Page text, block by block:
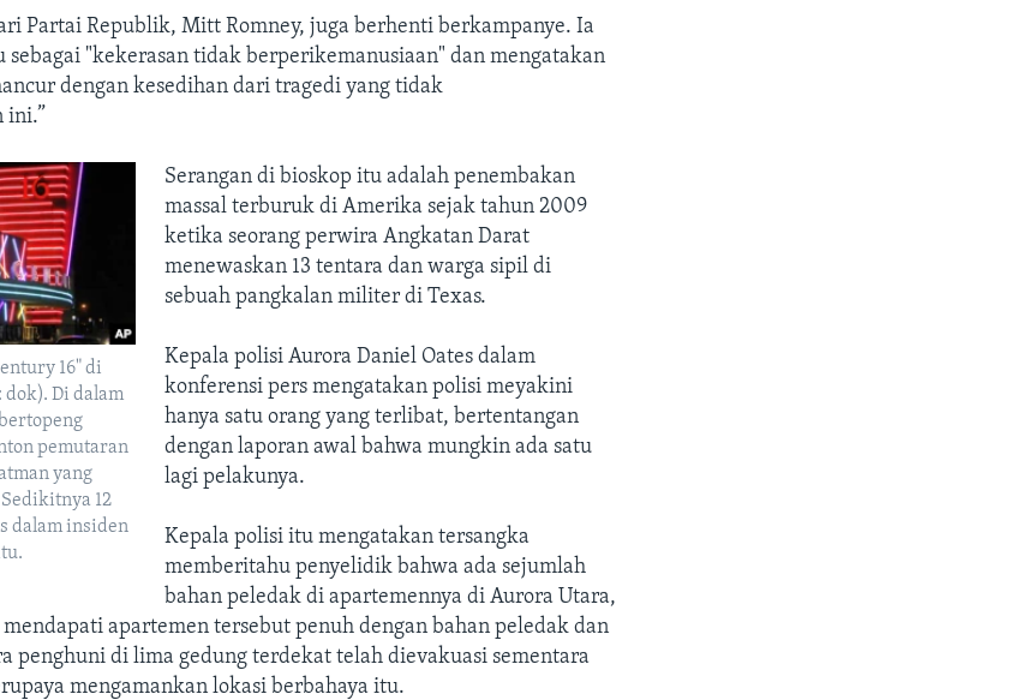
Partai Republik, Mitt Romney, juga berhenti berkampanye. Ia
sebagai "kekerasan tidak berperikemanusiaan" dan mengatakan
dengan kesedihan dari tragedi yang tidak
ini.”
16" di
dok). Di dalam
pemutaran
yang
12
dalam insiden
Serangan di bioskop itu adalah penembakan
massal terburuk di Amerika sejak tahun 2009
ketika seorang perwira Angkatan Darat
menewaskan 13 tentara dan warga sipil di
sebuah pangkalan militer di Texas.
Kepala polisi Aurora Daniel Oates dalam
konferensi pers mengatakan polisi meyakini
hanya satu orang yang terlibat, bertentangan
dengan laporan awal bahwa mungkin ada satu
lagi pelakunya.
Kepala polisi itu mengatakan tersangka
memberitahu penyelidik bahwa ada sejumlah
bahan peledak di apartemennya di Aurora Utara,
apartemen tersebut penuh dengan bahan peledak dan
penghuni di lima gedung terdekat telah dievakuasi sementara
mengamankan lokasi berbahaya itu.